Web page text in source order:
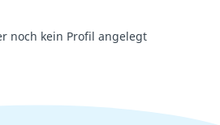
noch kein Profil angelegt